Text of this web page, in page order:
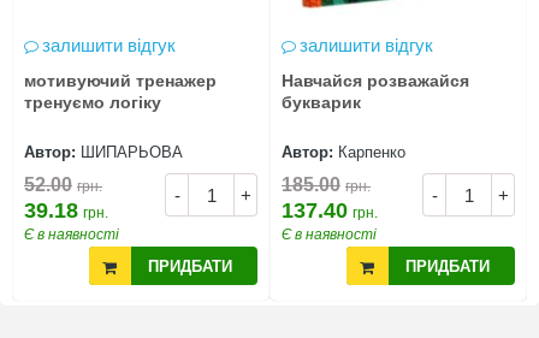
залишити відгук
мотивуючий тренажер
тренуємо логіку
Автор: ШИПАРЬОВА
- +
52.00 грн.
39.18 грн.
Є в наявності
ПРИДБАТИ
залишити відгук
Навчайся розважайся
букварик
Автор: Карпенко
- +
185.00 грн.
137.40 грн.
Є в наявності
ПРИДБАТИ